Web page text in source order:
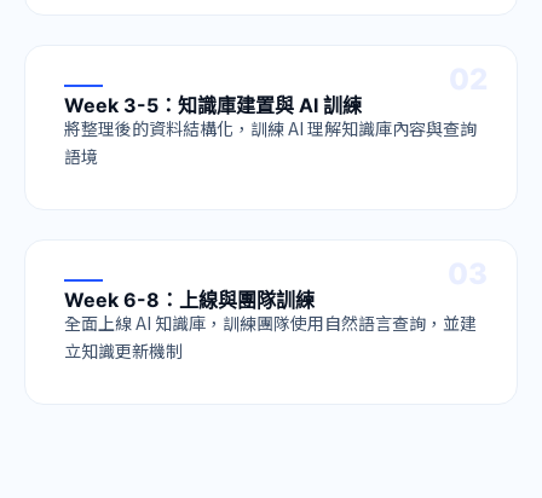
Week 3-5：知識庫建置與 AI 訓練
將整理後的資料結構化，訓練 AI 理解知識庫內容與查詢
語境
Week 6-8：上線與團隊訓練
全面上線 AI 知識庫，訓練團隊使用自然語言查詢，並建
立知識更新機制